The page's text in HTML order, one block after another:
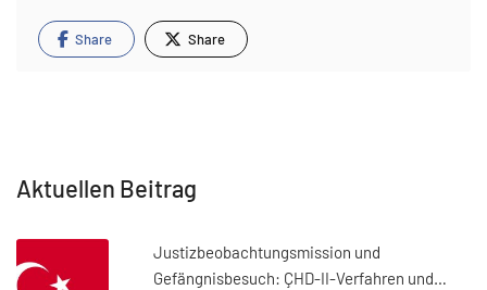
Share Share
Aktuellen Beitrag
Justizbeobachtungsmission und
Gefängnisbesuch: ÇHD-II-Verfahren und